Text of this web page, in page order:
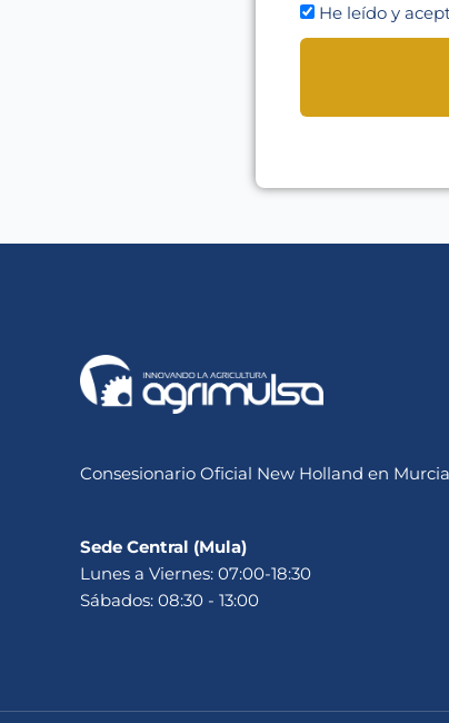
He leído y
Consesionario Oficial New Holland en
Sede Central (Mula)
Lunes a Viernes: 07:00-18:30
Sábados: 08:30 - 13:00